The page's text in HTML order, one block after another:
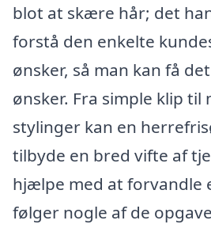
blot at skære hår; det
forstå den enkelte
ønsker, så man kan få
ønsker. Fra simple klip til
stylinger kan en
tilbyde en bred vifte af
hjælpe med at forvandle
følger nogle af de